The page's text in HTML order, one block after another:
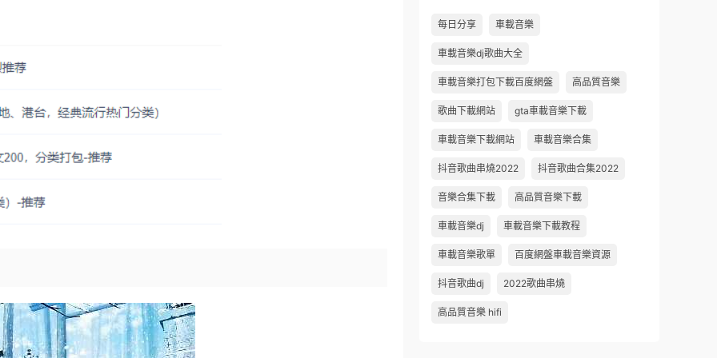
每日分享 車載音樂
車載音樂dj歌曲大全
車載音樂打包下載百度網盤 高品質音樂
歌曲下載網站 gta車載音樂下載
車載音樂下載網站 車載音樂合集
抖音歌曲串燒2022 抖音歌曲合集2022
音樂合集下載 高品質音樂下載
車載音樂dj 車載音樂下載教程
車載音樂歌單 百度網盤車載音樂資源
抖音歌曲dj 2022歌曲串燒
高品質音樂 hifi